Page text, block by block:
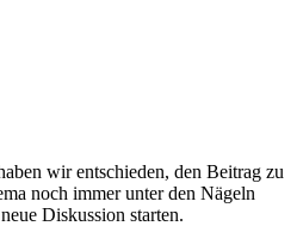
wir entschieden, den Beitrag zu
noch immer unter den Nägeln
Diskussion starten.